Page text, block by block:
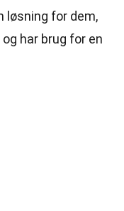
løsning for dem,
har brug for en